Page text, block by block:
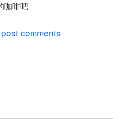
啡吧！
comments